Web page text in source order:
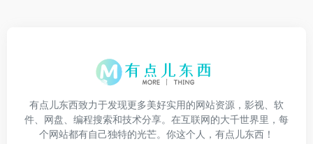
有点儿东西致力于发现更多美好实用的网站资源，影视、软
件、网盘、编程搜索和技术分享。在互联网的大千世界里，每
个网站都有自己独特的光芒。你这个人，有点儿东西！